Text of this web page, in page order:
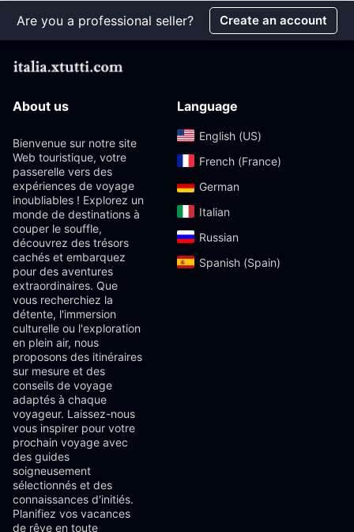
Are you a professional seller? Create an account
About us
Bienvenue sur notre site
Web touristique, votre
passerelle vers des
expériences de voyage
inoubliables ! Explorez un
monde de destinations à
couper le souffle,
découvrez des trésors
cachés et embarquez
pour des aventures
extraordinaires. Que
vous recherchiez la
détente, l'immersion
culturelle ou l'exploration
en plein air, nous
proposons des itinéraires
sur mesure et des
conseils de voyage
adaptés à chaque
voyageur. Laissez-nous
vous inspirer pour votre
prochain voyage avec
des guides
soigneusement
sélectionnés et des
connaissances d'initiés.
Planifiez vos vacances
de rêve en toute
Language
English (US)‎
French (France)‎
German‎
Italian‎
Russian‎
Spanish (Spain)‎